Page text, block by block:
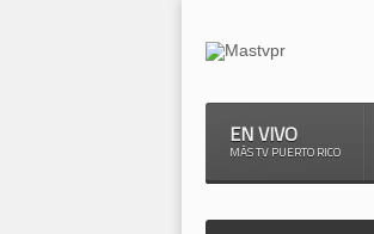
EN VIVO
MÁS TV PUERTO RICO